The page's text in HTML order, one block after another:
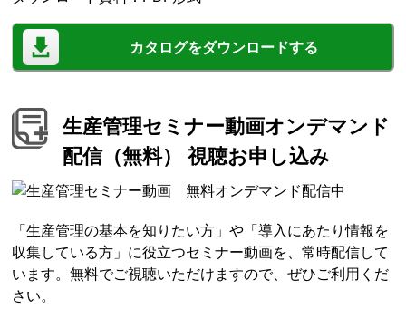
カタログをダウンロードする
生産管理セミナー動画オンデマンド
配信（無料） 視聴お申し込み
「生産管理の基本を知りたい方」や「導入にあたり情報を
収集している方」に役立つセミナー動画を、常時配信して
います。無料でご視聴いただけますので、ぜひご利用くだ
さい。